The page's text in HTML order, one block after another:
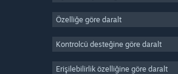
Basit Eğlence
Simülasyon
Özelliğe göre daralt
Kontrolcü desteğine göre daralt
Erişilebilirlik özelliğine göre daralt